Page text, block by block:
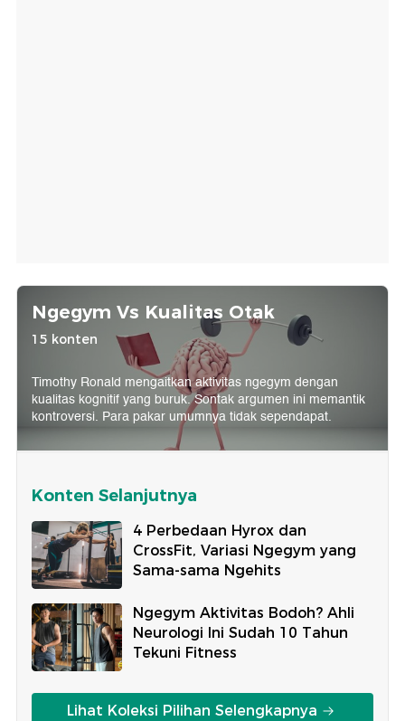
Ngegym Vs Kualitas Otak
15 konten
Timothy Ronald mengaitkan aktivitas ngegym dengan
kualitas kognitif yang buruk. Sontak argumen ini memantik
kontroversi. Para pakar umumnya tidak sependapat.
Konten Selanjutnya
4 Perbedaan Hyrox dan
CrossFit, Variasi Ngegym yang
Sama-sama Ngehits
Ngegym Aktivitas Bodoh? Ahli
Neurologi Ini Sudah 10 Tahun
Tekuni Fitness
Lihat Koleksi Pilihan Selengkapnya